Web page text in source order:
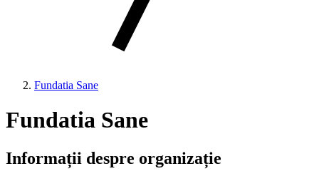
Fundatia Sane
Fundatia Sane
Informații despre organizație